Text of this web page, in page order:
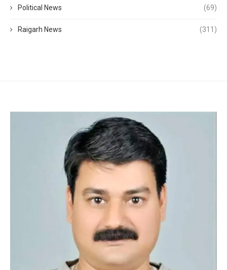
Political News (69)
Raigarh News (311)